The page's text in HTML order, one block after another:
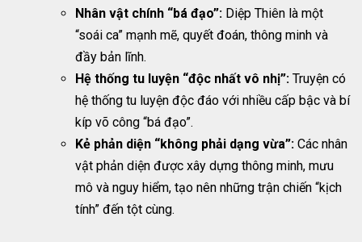
Nhân vật chính “bá đạo”: Diệp Thiên là một
“soái ca” mạnh mẽ, quyết đoán, thông minh và
đầy bản lĩnh.
Hệ thống tu luyện “độc nhất vô nhị”: Truyện có
hệ thống tu luyện độc đáo với nhiều cấp bậc và bí
kíp võ công “bá đạo”.
Kẻ phản diện “không phải dạng vừa”: Các nhân
vật phản diện được xây dựng thông minh, mưu
mô và nguy hiểm, tạo nên những trận chiến “kịch
tính” đến tột cùng.